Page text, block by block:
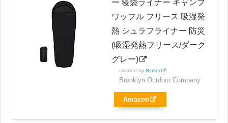
ー 寝袋ライナー キャンプ
ワッフル フリース 吸湿発
熱 シュラフライナー 防災
(吸湿発熱フリース/ダーク
グレー)
created by Rinker
Brooklyn Outdoor Company
Amazon